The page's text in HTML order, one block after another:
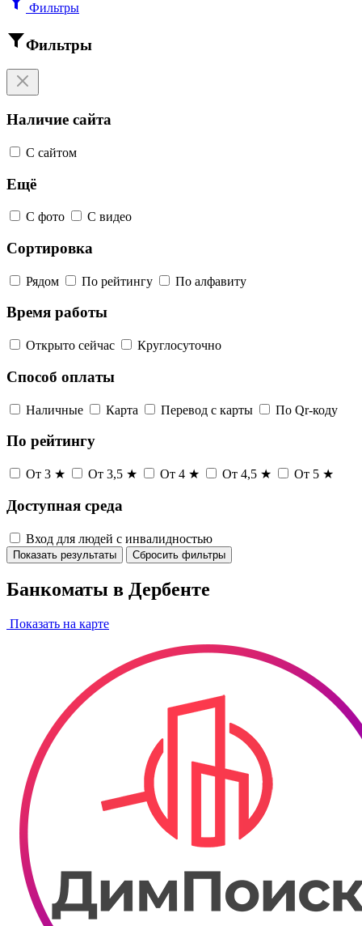
Фильтры
Фильтры
Наличие сайта
С сайтом
Ещё
С фото С видео
Сортировка
Рядом По рейтингу По алфавиту
Время работы
Открыто сейчас Круглосуточно
Способ оплаты
Наличные Карта Перевод с карты По Qr-коду
По рейтингу
От 3 ★ От 3,5 ★ От 4 ★ От 4,5 ★ От 5 ★
Доступная среда
Вход для людей с инвалидностью
Показать результаты Сбросить фильтры
Банкоматы в Дербенте
Показать на карте